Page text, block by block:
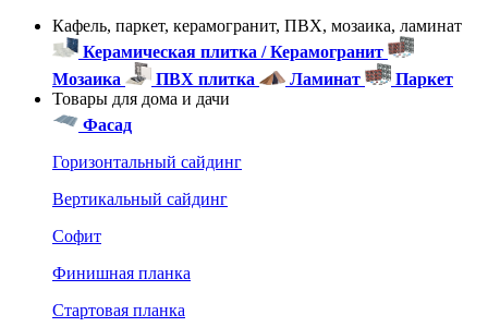
Кафель, паркет, керамогранит, ПВХ, мозаика, ламинат
Керамическая плитка / Керамогранит
Мозаика
ПВХ плитка Ламинат
Паркет
Товары для дома и дачи
Фасад
Горизонтальный сайдинг
Вертикальный сайдинг
Софит
Финишная планка
Стартовая планка